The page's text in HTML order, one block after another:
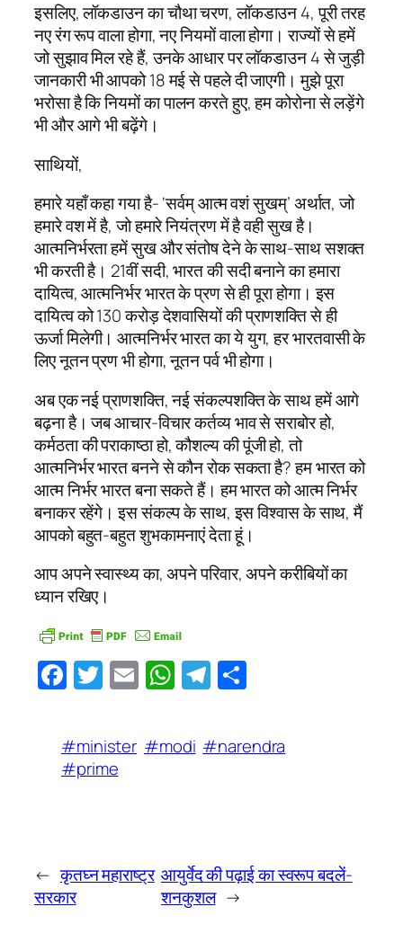
इसलिए, लॉकडाउन का चौथा चरण, लॉकडाउन 4, पूरी तरह
नए रंग रूप वाला होगा, नए नियमों वाला होगा। राज्यों से हमें
जो सुझाव मिल रहे हैं, उनके आधार पर लॉकडाउन 4 से जुड़ी
जानकारी भी आपको 18 मई से पहले दी जाएगी। मुझे पूरा
भरोसा है कि नियमों का पालन करते हुए, हम कोरोना से लड़ेंगे
भी और आगे भी बढ़ेंगे।
साथियों,
हमारे यहाँ कहा गया है- ‘सर्वम् आत्म वशं सुखम्’ अर्थात, जो
हमारे वश में है, जो हमारे नियंत्रण में है वही सुख है।
आत्मनिर्भरता हमें सुख और संतोष देने के साथ-साथ सशक्त
भी करती है। 21वीं सदी, भारत की सदी बनाने का हमारा
दायित्व, आत्मनिर्भर भारत के प्रण से ही पूरा होगा। इस
दायित्व को 130 करोड़ देशवासियों की प्राणशक्ति से ही
ऊर्जा मिलेगी। आत्मनिर्भर भारत का ये युग, हर भारतवासी के
लिए नूतन प्रण भी होगा, नूतन पर्व भी होगा।
अब एक नई प्राणशक्ति, नई संकल्पशक्ति के साथ हमें आगे
बढ़ना है। जब आचार-विचार कर्तव्य भाव से सराबोर हो,
कर्मठता की पराकाष्ठा हो, कौशल्य की पूंजी हो, तो
आत्मनिर्भर भारत बनने से कौन रोक सकता है? हम भारत को
आत्म निर्भर भारत बना सकते हैं। हम भारत को आत्म निर्भर
बनाकर रहेंगे। इस संकल्प के साथ, इस विश्वास के साथ, मैं
आपको बहुत-बहुत शुभकामनाएं देता हूं।
आप अपने स्वास्थ्य का, अपने परिवार, अपने करीबियों का
ध्यान रखिए।
Facebook
Twitter
EmailWhatsApp
Telegram
#minister #modi #narendra
#prime
← कृतघ्न महाराष्ट्र
सरकार
आयुर्वेद की पढ़ाई का स्वरूप बदलें-
शनकुशल →